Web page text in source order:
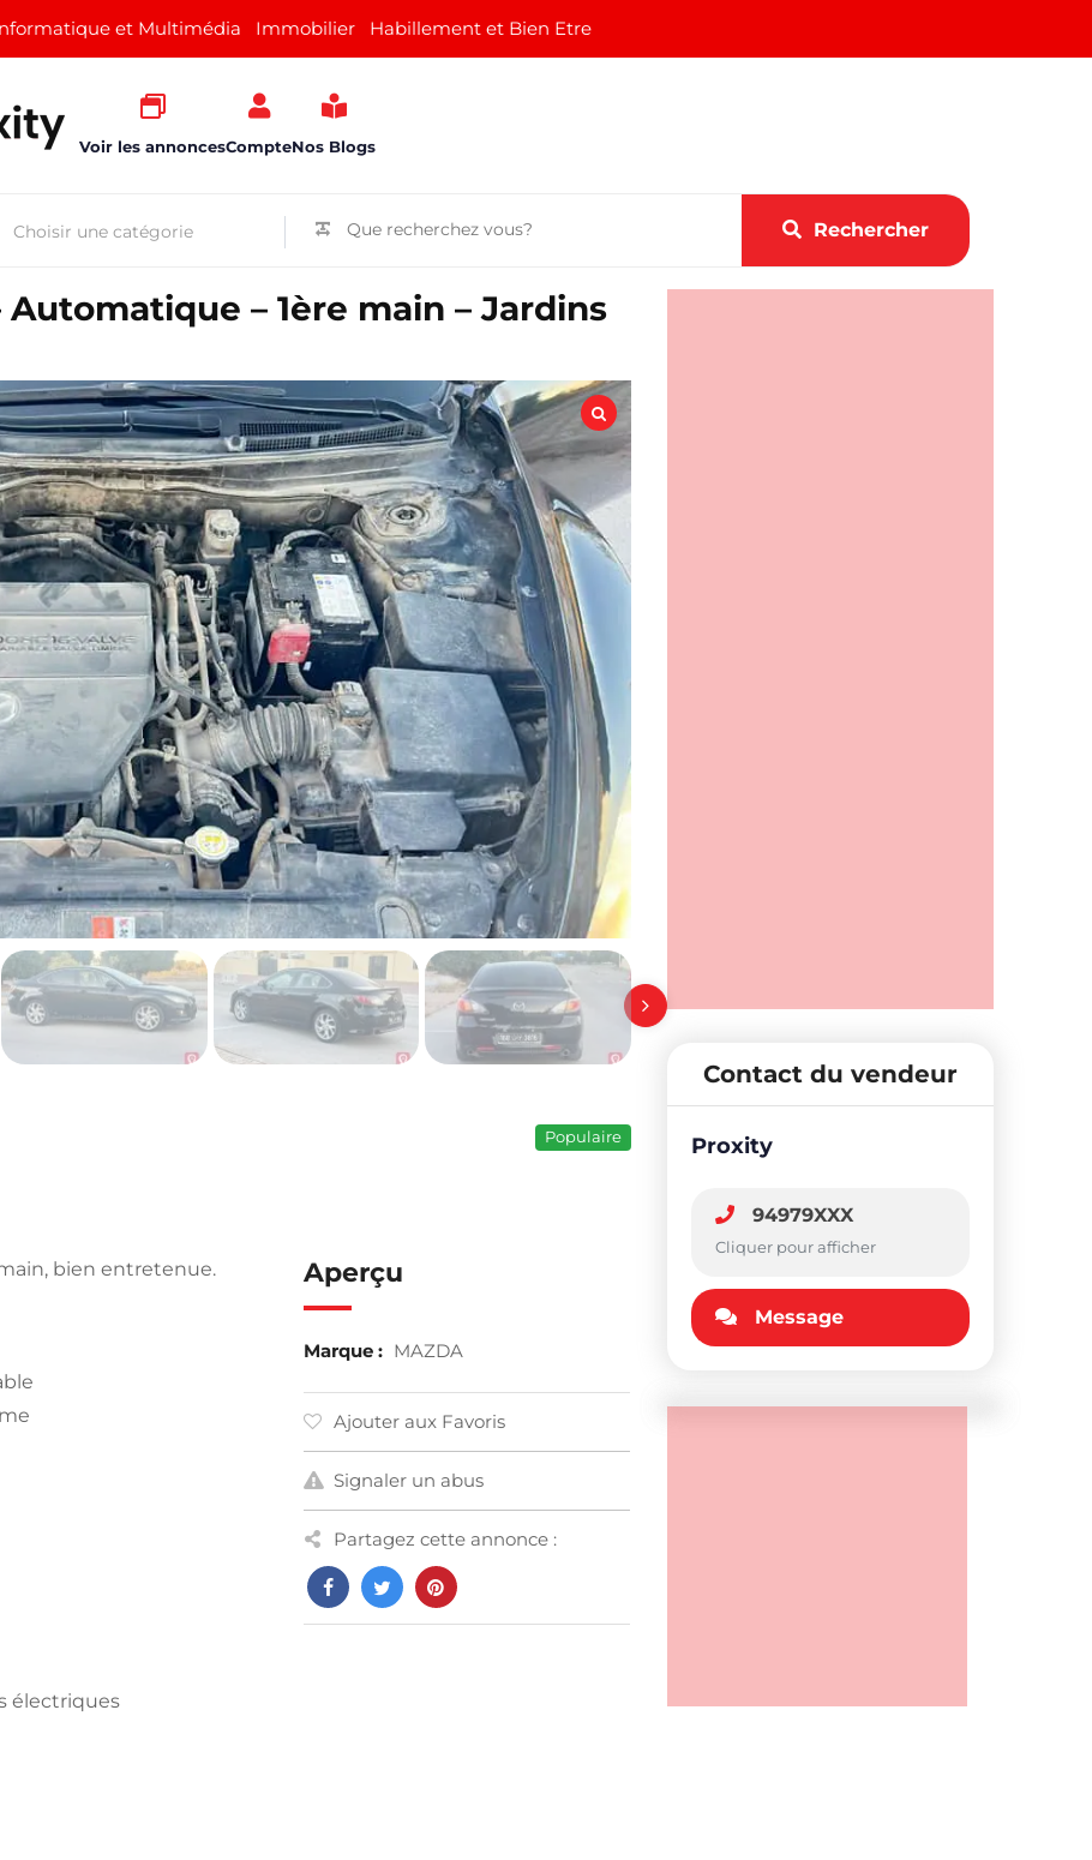
et Multimédia Immobilier Habillement et Bien Etre
Voir les annoncesCompteNos Blogs
Rechercher
Automatique – 1ère main – Jardins
Populaire
bien entretenue.
électriques
Aperçu
Marque : MAZDA
Ajouter aux Favoris
Signaler un abus
Partagez cette annonce :
Contact du vendeur
Proxity
94979XXX
Cliquer pour afficher
Message